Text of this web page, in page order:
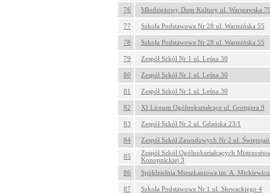
76 Młodzieżowy Dom Kultury ul. Warszawska
77 Szkoła Podstawowa Nr 28 ul. Warmińska 55
78 Szkoła Podstawowa Nr 28 ul. Warmińska 55
79 Zespół Szkół Nr 1 ul. Leśna 30
80 Zespół Szkół Nr 1 ul. Leśna 30
81 Zespół Szkół Nr 1 ul. Leśna 30
82 XI Liceum Ogólnokształcące ul. Grottgera 9
83 Zespół Szkół Nr 2 ul. Gdańska 23/1
84 Zespół Szkół Zawodowych Nr 2 ul.
85
Zespół Szkół Ogólnokształcących
Konopnickiej 3
86
Spółdzielnia Mieszkaniowa im. A.
87 Szkoła Podstawowa Nr 1 ul. Słowackiego 4